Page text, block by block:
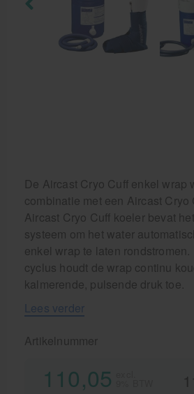
De Aircast Cryo Cuff enkel wrap
combinatie met een Aircast Cryo
Aircast Cryo Cuff koeler bevat
systeem om het water
enkel wrap te laten
cyclus houdt de wrap continu
kalmerende, pulsende druk toe.
Lees verder
Artikelnummer
110,05